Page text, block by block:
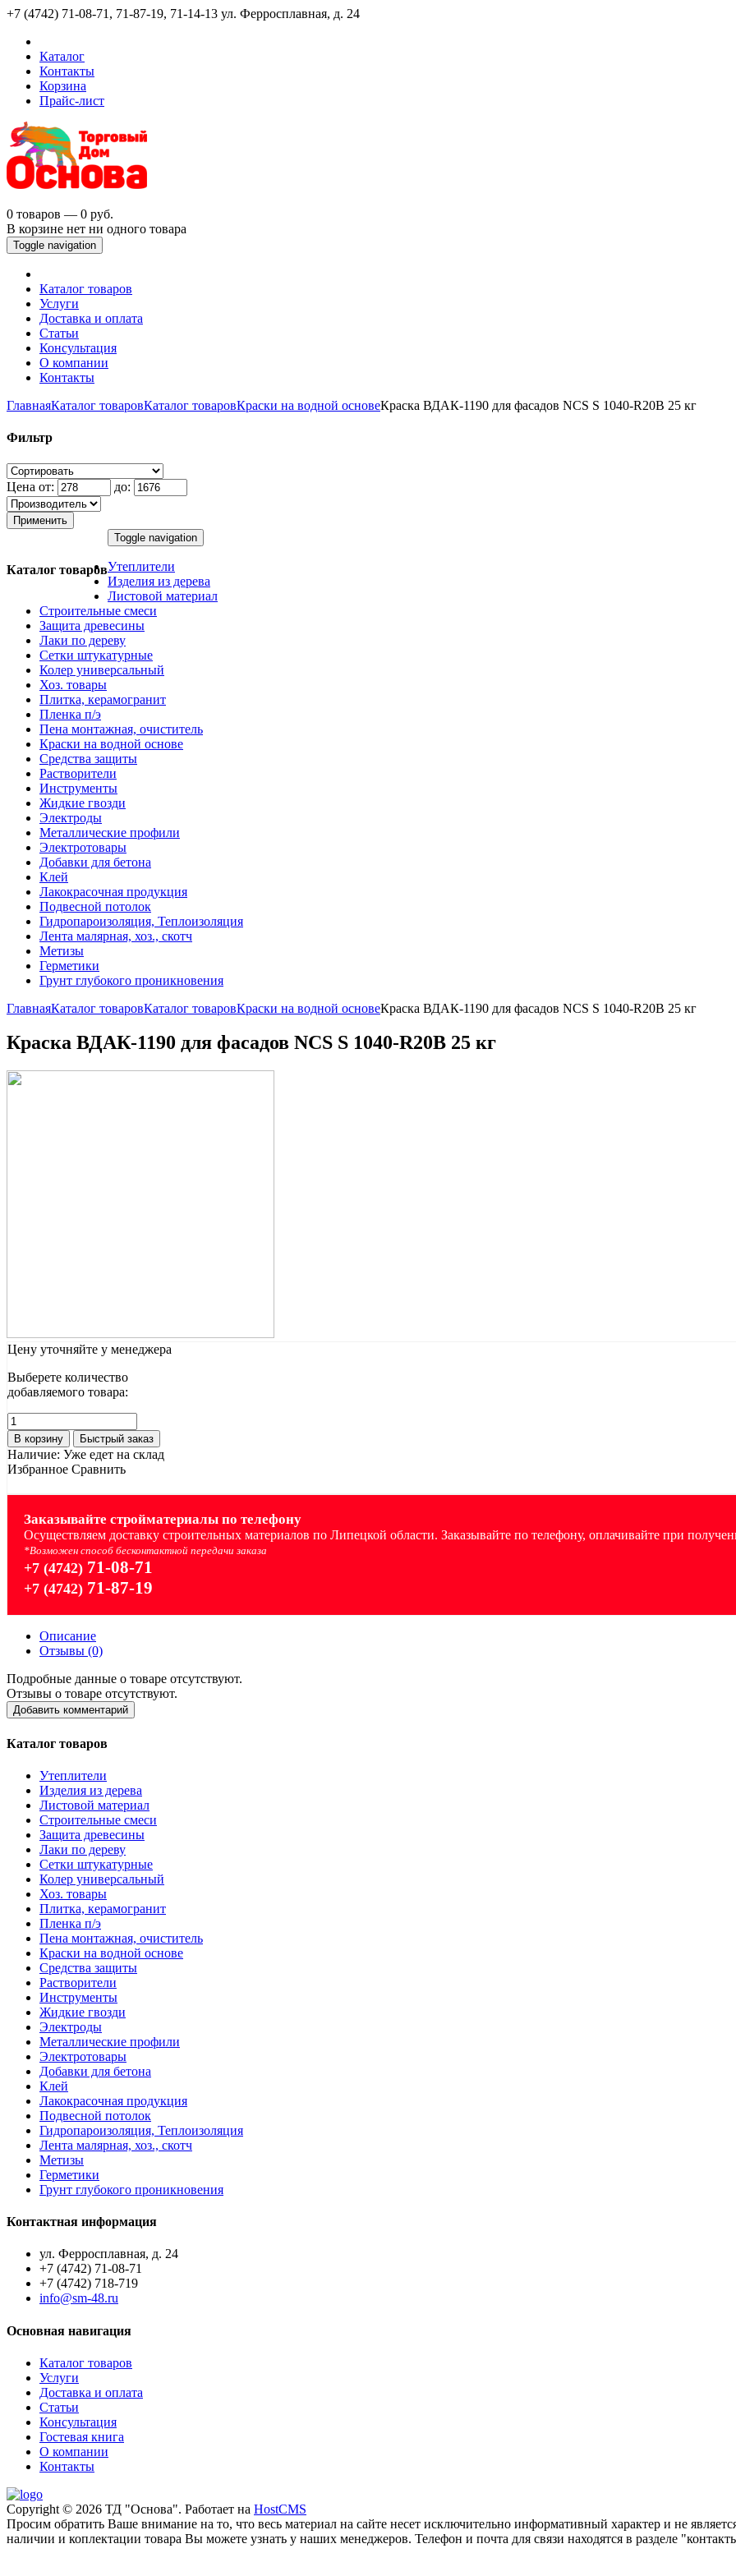
+7 (4742) 71-08-71, 71-87-19, 71-14-13 ул. Ферросплавная, д. 24
Каталог
Контакты
Корзина
Прайс-лист
0 товаров — 0 руб.
В корзине нет ни одного товара
Toggle navigation
Каталог товаров
Услуги
Доставка и оплата
Статьи
Консультация
О компании
Контакты
ГлавнаяКаталог товаровКаталог товаровКраски на водной основеКраска ВДАК-1190 для фасадов NCS S 1040-R20B 25 кг
Фильтр
Цена от: до:
Применить
Каталог товаров
Toggle navigation
Утеплители
Изделия из дерева
Листовой материал
Строительные смеси
Защита древесины
Лаки по дереву
Сетки штукатурные
Колер универсальный
Хоз. товары
Плитка, керамогранит
Пленка п/э
Пена монтажная, очиститель
Краски на водной основе
Средства защиты
Растворители
Инструменты
Жидкие гвозди
Электроды
Металлические профили
Электротовары
Добавки для бетона
Клей
Лакокрасочная продукция
Подвесной потолок
Гидропароизоляция, Теплоизоляция
Лента малярная, хоз., скотч
Метизы
Герметики
Грунт глубокого проникновения
ГлавнаяКаталог товаровКаталог товаровКраски на водной основеКраска ВДАК-1190 для фасадов NCS S 1040-R20B 25 кг
Краска ВДАК-1190 для фасадов NCS S 1040-R20B 25 кг
Цену уточняйте у менеджера
Выберете количество
добавляемого товара:
В корзину Быстрый заказ
Наличие: Уже едет на склад
Избранное Сравнить
Заказывайте стройматериалы по телефону
Осуществляем доставку строительных материалов по Липецкой области. Заказывайте по телефону, оплачивайте при
*Возможен способ бесконтактной передачи заказа
+7 (4742) 71-08-71
+7 (4742) 71-87-19
Описание
Отзывы (0)
Подробные данные о товаре отсутствуют.
Отзывы о товаре отсутствуют.
Добавить комментарий
Каталог товаров
Утеплители
Изделия из дерева
Листовой материал
Строительные смеси
Защита древесины
Лаки по дереву
Сетки штукатурные
Колер универсальный
Хоз. товары
Плитка, керамогранит
Пленка п/э
Пена монтажная, очиститель
Краски на водной основе
Средства защиты
Растворители
Инструменты
Жидкие гвозди
Электроды
Металлические профили
Электротовары
Добавки для бетона
Клей
Лакокрасочная продукция
Подвесной потолок
Гидропароизоляция, Теплоизоляция
Лента малярная, хоз., скотч
Метизы
Герметики
Грунт глубокого проникновения
Контактная информация
ул. Ферросплавная, д. 24
+7 (4742) 71-08-71
+7 (4742) 718-719
info@sm-48.ru
Основная навигация
Каталог товаров
Услуги
Доставка и оплата
Статьи
Консультация
Гостевая книга
О компании
Контакты
Copyright © 2026 ТД "Основа". Работает на HostCMS
Просим обратить Ваше внимание на то, что весь материал на сайте несет исключительно информативный характер и не
наличии и коплектации товара Вы можете узнать у наших менеджеров. Телефон и почта для связи находятся в разделе